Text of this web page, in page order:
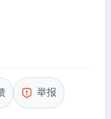
举报